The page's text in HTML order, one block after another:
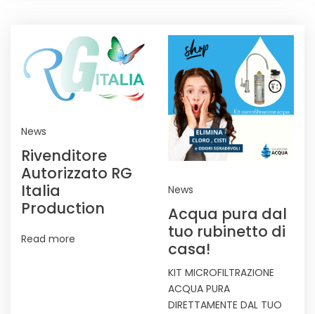
News
Rivenditore
Autorizzato RG
Italia
Production
Read more
News
Acqua pura dal
tuo rubinetto di
casa!
KIT MICROFILTRAZIONE
ACQUA PURA
DIRETTAMENTE DAL TUO